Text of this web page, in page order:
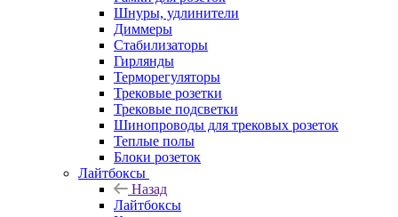
Шнуры, удлинители
Диммеры
Стабилизаторы
Гирлянды
Терморегуляторы
Трековые розетки
Трековые подсветки
Шинопроводы для трековых розеток
Теплые полы
Блоки розеток
Лайтбоксы
Назад
Лайтбоксы